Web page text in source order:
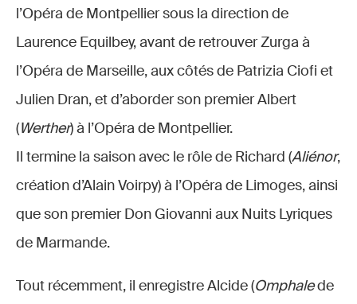
l’Opéra de Montpellier sous la direction de
Laurence Equilbey, avant de retrouver Zurga à
l’Opéra de Marseille, aux côtés de Patrizia Ciofi et
Julien Dran, et d’aborder son premier Albert
(Werther) à l’Opéra de Montpellier.
Il termine la saison avec le rôle de Richard (Aliénor,
création d’Alain Voirpy) à l’Opéra de Limoges, ainsi
que son premier Don Giovanni aux Nuits Lyriques
de Marmande.
Tout récemment, il enregistre Alcide (Omphalede